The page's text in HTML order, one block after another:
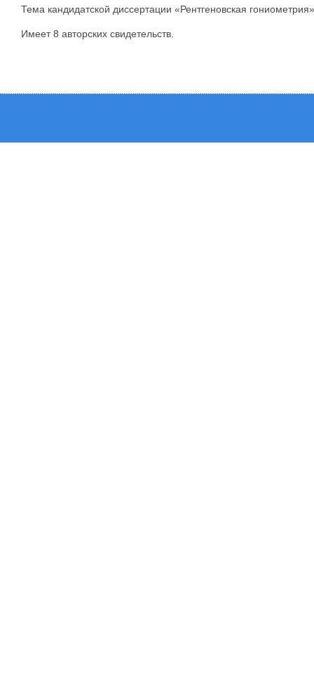
Тема кандидатской диссертации «Рентгеновская
Имеет 8 авторских свидетельств.